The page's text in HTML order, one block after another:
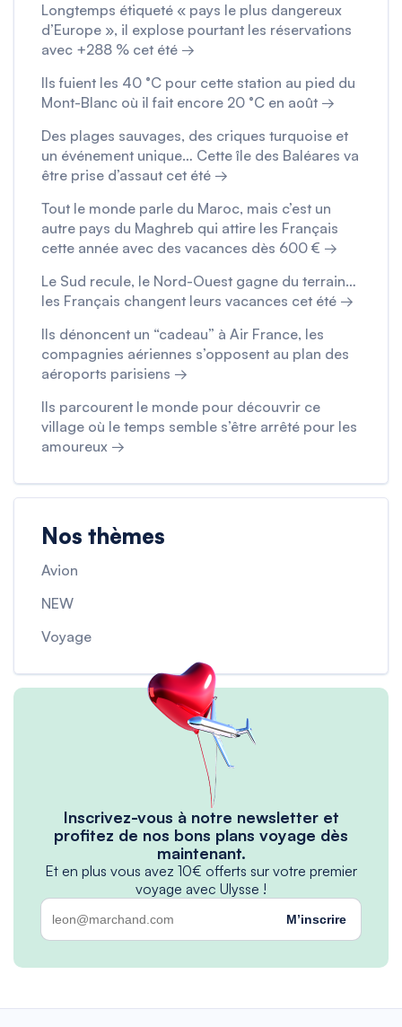
Longtemps étiqueté « pays le plus dangereux
d’Europe », il explose pourtant les réservations
avec +288 % cet été →
Ils fuient les 40 °C pour cette station au pied du
Mont-Blanc où il fait encore 20 °C en août →
Des plages sauvages, des criques turquoise et
un événement unique… Cette île des Baléares va
être prise d’assaut cet été →
Tout le monde parle du Maroc, mais c’est un
autre pays du Maghreb qui attire les Français
cette année avec des vacances dès 600 € →
Le Sud recule, le Nord-Ouest gagne du terrain…
les Français changent leurs vacances cet été →
Ils dénoncent un “cadeau” à Air France, les
compagnies aériennes s’opposent au plan des
aéroports parisiens →
Ils parcourent le monde pour découvrir ce
village où le temps semble s’être arrêté pour les
amoureux →
Nos thèmes
Avion
NEW
Voyage
Inscrivez-vous à notre newsletter et
profitez de nos bons plans voyage dès
maintenant.
Et en plus vous avez 10€ offerts sur votre premier
voyage avec Ulysse !
M’inscrire